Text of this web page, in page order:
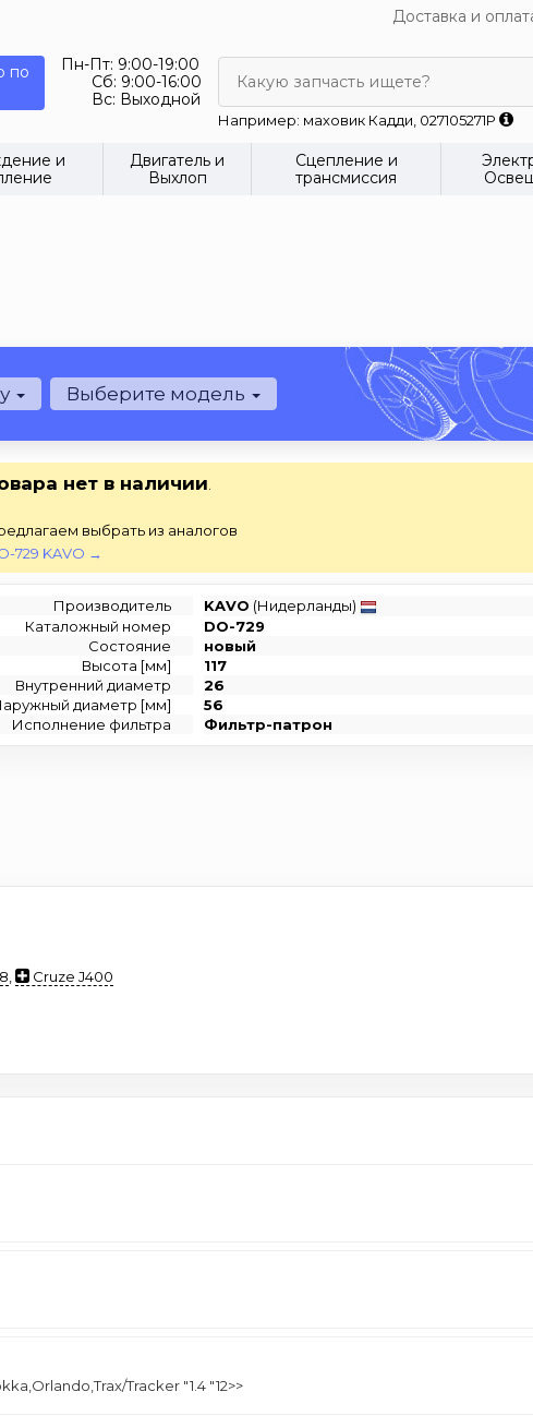
Доставка и
по
Пн-Пт: 9:00-19:00
Сб: 9:00-16:00
Вс: Выходной
Какую запчасть ищете?
Например: маховик Кадди, 027105271P
и
Двигатель и
Выхлоп
Сцепление и
трансмиссия
Выберите модель
нет в наличии
выбрать из аналогов
729 KAVO →
Производитель KAVO (Нидерланды)
Каталожный номер
DO-729
Состояние
новый
Высота [мм]
117
Внутренний диаметр
26
диаметр [мм]
56
Исполнение фильтра
Фильтр-патрон
Cruze J400
Tracker "1.4 "12>>